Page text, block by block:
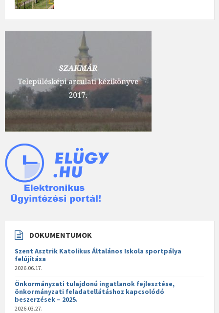
DOKUMENTUMOK
Szent Asztrik Katolikus Általános Iskola sportpálya
felújítása
2026.06.17.
Önkormányzati tulajdonú ingatlanok fejlesztése,
önkormányzati feladatellátáshoz kapcsolódó
beszerzések – 2025.
2026.03.27.